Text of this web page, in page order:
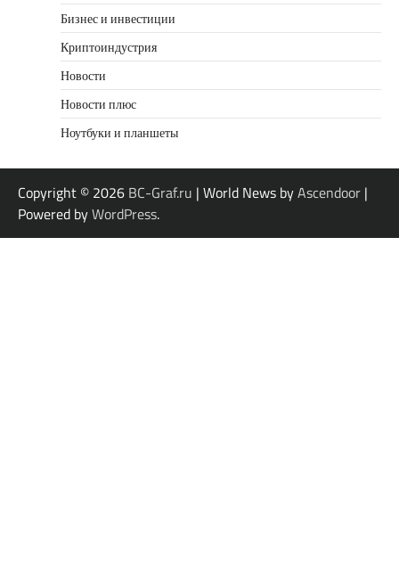
Бизнес и инвестиции
Криптоиндустрия
Новости
Новости плюс
Ноутбуки и планшеты
Copyright © 2026 BC-Graf.ru | World News byAscendoor |
Powered byWordPress.